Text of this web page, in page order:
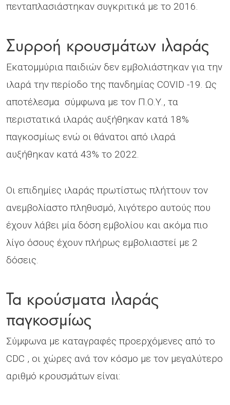
πενταπλασιάστηκαν συγκριτικά με το 2016.
Συρροή κρουσμάτων ιλαράς
Εκατομμύρια παιδιών δεν εμβολιάστηκαν για την
ιλαρά την περίοδο της πανδημίας COVID -19. Ως
αποτέλεσμα σύμφωνα με τον Π.Ο.Υ., τα
περιστατικά ιλαράς αυξήθηκαν κατά 18%
παγκοσμίως ενώ οι θάνατοι από ιλαρά
αυξήθηκαν κατά 43% το 2022.
Οι επιδημίες ιλαράς πρωτίστως πλήττουν τον
ανεμβολίαστο πληθυσμό, λιγότερο αυτούς που
έχουν λάβει μία δόση εμβολίου και ακόμα πιο
λίγο όσους έχουν πλήρως εμβολιαστεί με 2
δόσεις.
Τα κρούσματα ιλαράς
παγκοσμίως
Σύμφωνα με καταγραφές προερχόμενες από το
CDC , οι χώρες ανά τον κόσμο με τον μεγαλύτερο
αριθμό κρουσμάτων είναι: